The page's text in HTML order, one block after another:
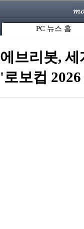
PC 뉴스 홈
에브리봇,
'로보컵